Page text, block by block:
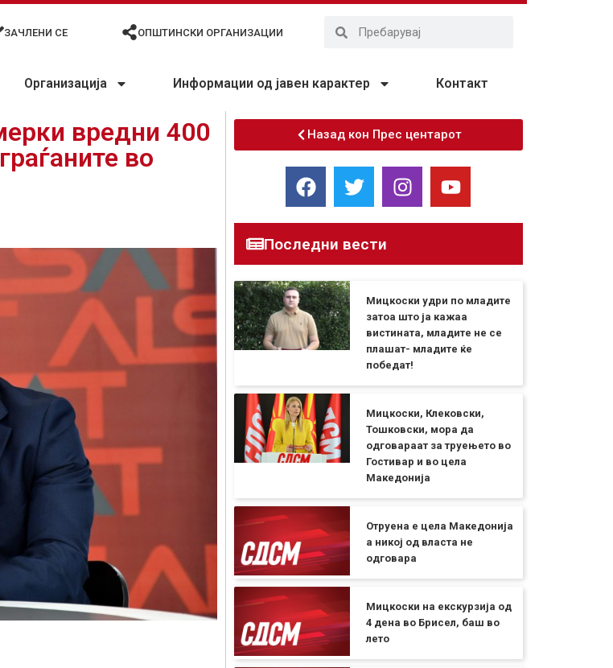
ЗАЧЛЕНИ СЕ ОПШТИНСКИ ОРГАНИЗАЦИИ
Организација Информации од јавен карактер Контакт
вредни 400
во
Назад кон Прес центарот
Последни вести
Мицкоски удри по младите
затоа што ја кажаа
вистината, младите не се
плашат- младите ќе
победат!
Мицкоски, Клековски,
Тошковски, мора да
одговараат за труењето во
Гостивар и во цела
Македонија
Отруена е цела Македонија
а никој од власта не
одговара
Мицкоски на екскурзија од
4 дена во Брисел, баш во
лето